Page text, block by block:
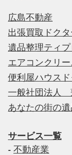
広島不動産
出張買取ドクタ
遺品整理ティプ
エアコンクリ
便利屋ハウス
一般社団法人
あなたの街の
サービス一覧
- 不動産業